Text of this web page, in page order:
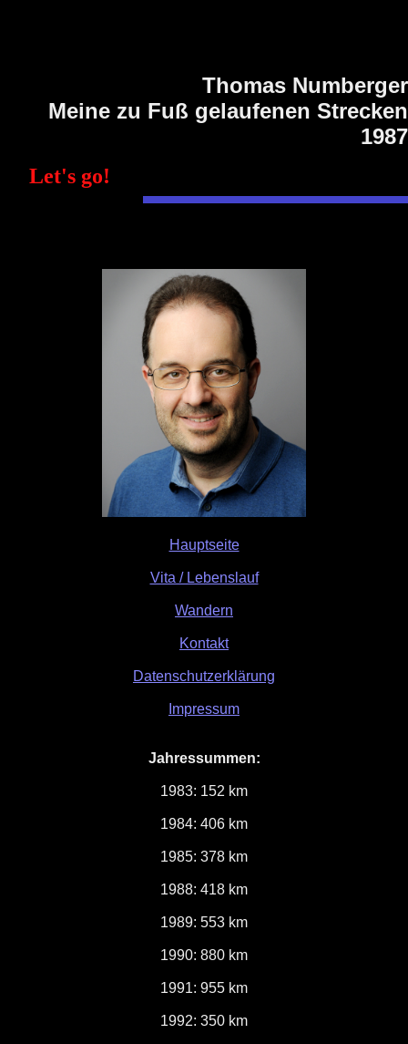
Thomas Numberger
Meine zu Fuß gelaufenen Strecken
1987
Let's go!
Hauptseite
Vita / Lebenslauf
Wandern
Kontakt
Datenschutzerklärung
Impressum
Jahressummen:
1983: 152 km
1984: 406 km
1985: 378 km
1988: 418 km
1989: 553 km
1990: 880 km
1991: 955 km
1992: 350 km